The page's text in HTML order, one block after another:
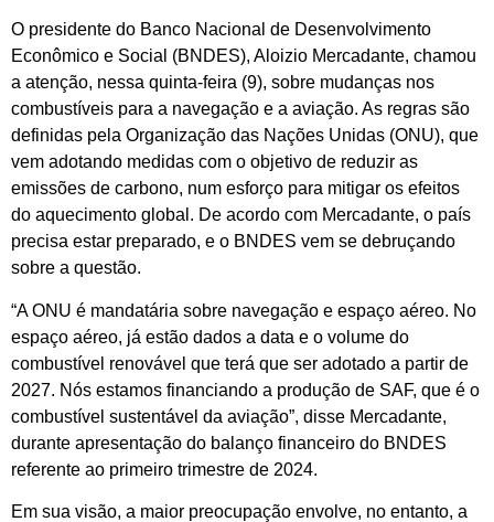
O presidente do Banco Nacional de Desenvolvimento
Econômico e Social (BNDES), Aloizio Mercadante, chamou
a atenção, nessa quinta-feira (9), sobre mudanças nos
combustíveis para a navegação e a aviação. As regras são
definidas pela Organização das Nações Unidas (ONU), que
vem adotando medidas com o objetivo de reduzir as
emissões de carbono, num esforço para mitigar os efeitos
do aquecimento global. De acordo com Mercadante, o país
precisa estar preparado, e o BNDES vem se debruçando
sobre a questão.
“A ONU é mandatária sobre navegação e espaço aéreo. No
espaço aéreo, já estão dados a data e o volume do
combustível renovável que terá que ser adotado a partir de
2027. Nós estamos financiando a produção de SAF, que é o
combustível sustentável da aviação”, disse Mercadante,
durante apresentação do balanço financeiro do BNDES
referente ao primeiro trimestre de 2024.
Em sua visão, a maior preocupação envolve, no entanto, a